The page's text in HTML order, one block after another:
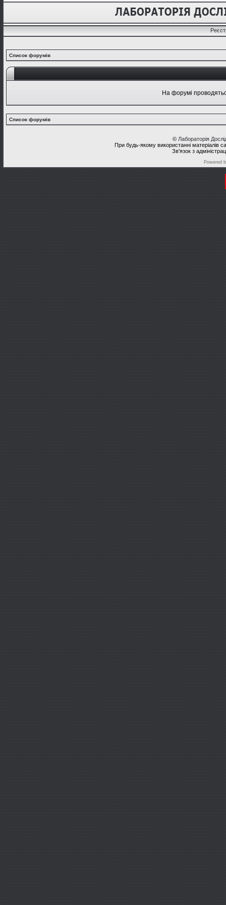
Список форумів
На форумі
Список форумів
© Лабораторія
При будь-якому використанні матеріалів
Зв'язок з
Powered